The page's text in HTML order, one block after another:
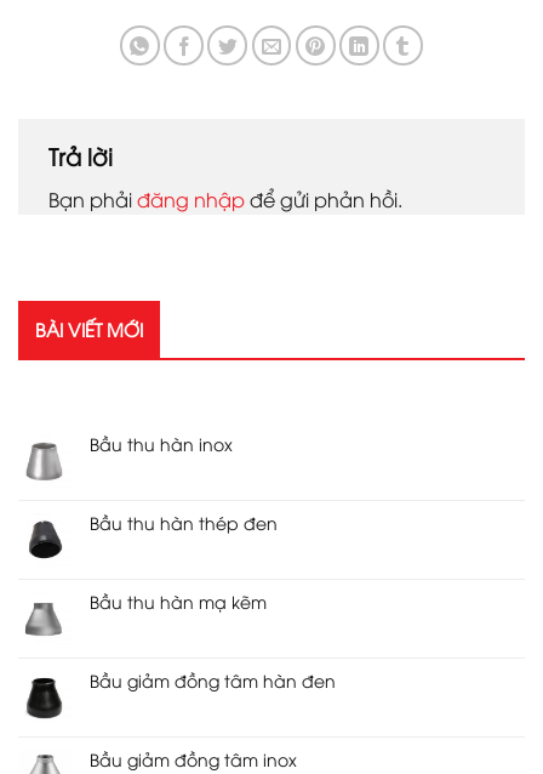
Trả lời
Bạn phảiđăng nhậpđể gửi phản hồi.
BÀI VIẾT MỚI
Bầu thu hàn inox
Bầu thu hàn thép đen
Bầu thu hàn mạ kẽm
Bầu giảm đồng tâm hàn đen
Bầu giảm đồng tâm inox